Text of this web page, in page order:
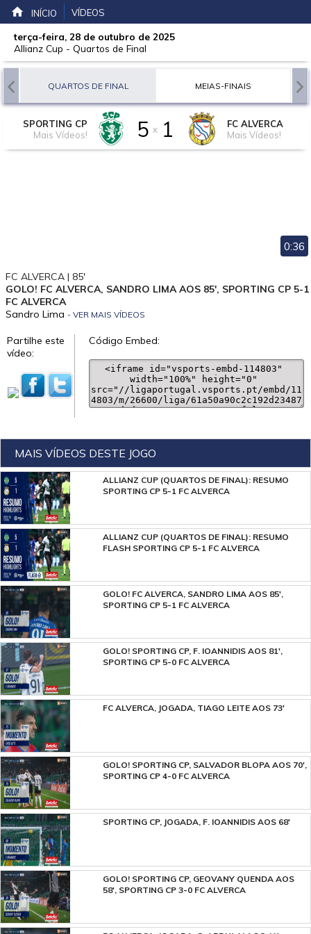
INÍCIO VÍDEOS
terça-feira, 28 de outubro de 2025
Allianz Cup - Quartos de Final
QUARTOS DE FINAL MEIAS-FINAIS
SPORTING CP
Mais Vídeos!
5 x 1
FC ALVERCA
Mais Vídeos!
0:36
FC ALVERCA | 85'
GOLO! FC ALVERCA, SANDRO LIMA AOS 85', SPORTING CP 5-1
FC ALVERCA
Sandro Lima - VER MAIS VÍDEOS
Partilhe este
vídeo:
Código Embed:
MAIS VÍDEOS DESTE JOGO
ALLIANZ CUP (QUARTOS DE FINAL): RESUMO
SPORTING CP 5-1 FC ALVERCA
ALLIANZ CUP (QUARTOS DE FINAL): RESUMO
FLASH SPORTING CP 5-1 FC ALVERCA
GOLO! FC ALVERCA, SANDRO LIMA AOS 85',
SPORTING CP 5-1 FC ALVERCA
GOLO! SPORTING CP, F. IOANNIDIS AOS 81',
SPORTING CP 5-0 FC ALVERCA
FC ALVERCA, JOGADA, TIAGO LEITE AOS 73'
GOLO! SPORTING CP, SALVADOR BLOPA AOS 70',
SPORTING CP 4-0 FC ALVERCA
SPORTING CP, JOGADA, F. IOANNIDIS AOS 68'
GOLO! SPORTING CP, GEOVANY QUENDA AOS
58', SPORTING CP 3-0 FC ALVERCA